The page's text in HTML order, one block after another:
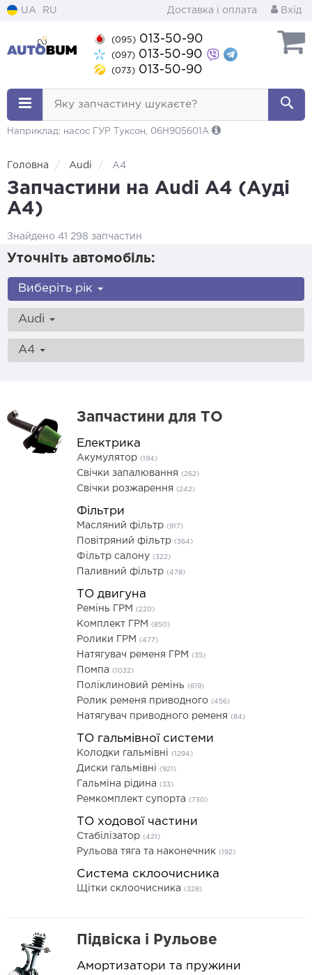
UA RU Доставка і оплата Вхід
(095) 013-50-90
(097) 013-50-90
(073) 013-50-90
Яку запчастину шукаєте?
Наприклад: насос ГУР Туксон, 06H905601A
Головна Audi A4
Запчастини на Audi A4 (Ауді
А4)
Знайдено 41 298 запчастин
Уточніть автомобіль:
Виберіть рік
Audi
A4
Запчастини для ТО
Електрика
Акумулятор (194)
Свічки запалювання (262)
Свічки розжарення (242)
Фільтри
Масляний фільтр (917)
Повітряний фільтр (364)
Фільтр салону (322)
Паливний фільтр (478)
ТО двигуна
Ремінь ГРМ (220)
Комплект ГРМ (850)
Ролики ГРМ (477)
Натягувач ременя ГРМ (35)
Помпа (1032)
Поліклиновий ремінь (619)
Ролик ременя приводного (456)
Натягувач приводного ременя (84)
ТО гальмівної системи
Колодки гальмівні (1294)
Диски гальмівні (921)
Гальміна рідина (33)
Ремкомплект супорта (730)
ТО ходової частини
Стабілізатор (421)
Рульова тяга та наконечник (192)
Система склоочисника
Щітки склоочисника (328)
Підвіска і Рульове
Амортизатори та пружини